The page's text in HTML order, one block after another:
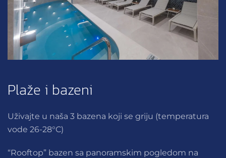
Plaže i bazeni
Uživajte u naša 3 bazena koji se griju (temperatura
vode 26-28°C)
“Rooftop” bazen sa panoramskim pogledom na